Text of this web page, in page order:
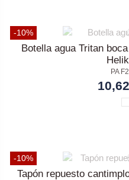
-10%
Botella agua Tritan
PA
-10%
Tapón repuesto